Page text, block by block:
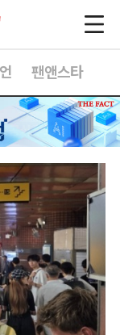
팬앤스타